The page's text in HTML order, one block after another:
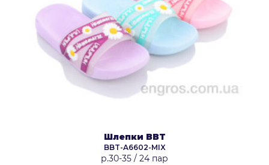
Шлепки BBT
BBT-A6602-MIX
р.30-35 / 24 пар